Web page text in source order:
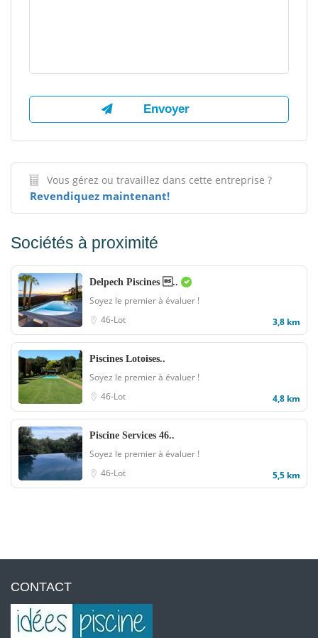
Vous gérez ou travaillez dans cette entreprise ?
Revendiquez maintenant!
Sociétés à proximité
Delpech Piscines ..
Soyez le premier à évaluer !
46-Lot
3,8 km
Piscines Lotoises..
Soyez le premier à évaluer !
46-Lot
4,8 km
Piscine Services 46..
Soyez le premier à évaluer !
46-Lot
5,5 km
CONTACT